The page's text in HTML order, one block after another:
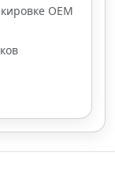
OEM